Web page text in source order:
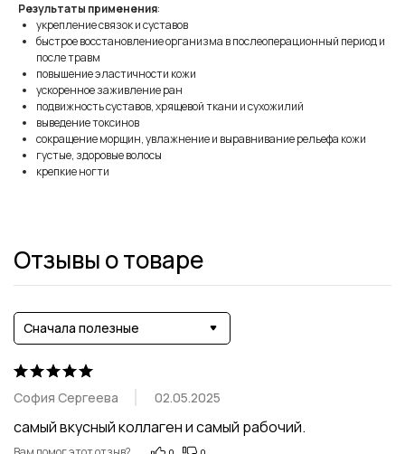
Результаты применения:
укрепление связок и суставов
быстрое восстановление организма в послеоперационный период и
после травм
повышение эластичности кожи
ускоренное заживление ран
подвижность суставов, хрящевой ткани и сухожилий
выведение токсинов
сокращение морщин, увлажнение и выравнивание рельефа кожи
густые, здоровые волосы
крепкие ногти
Отзывы о товаре
Сначала полезные
София Сергеева 02.05.2025
самый вкусный коллаген и самый рабочий.